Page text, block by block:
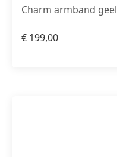
Charm armband geel
€ 199,00